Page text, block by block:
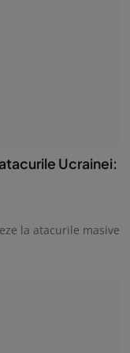
Ucrainei:
la atacurile masive